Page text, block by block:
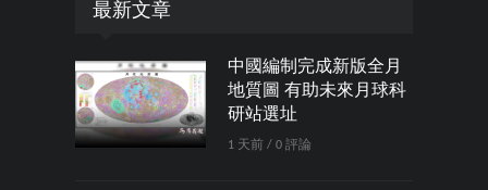
最新文章
中國編制完成新版全月
地質圖 有助未來月球科
研站選址
1 天前 / 0 評論